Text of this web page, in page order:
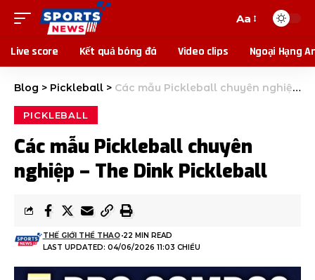
Aa
Live score Kết quả bóng đá Video clips Ngoại Hạng
Blog > Pickleball > Các mẫu Pickleball chuyên nghiệp – The Dink Pickleball
PICKLEBALL
Các mẫu Pickleball chuyên
nghiệp – The Dink Pickleball
LAST UPDATED: 04/06/2026 11:03 CHIỀU
THẾ GIỚI THỂ THAO 22 MIN READ